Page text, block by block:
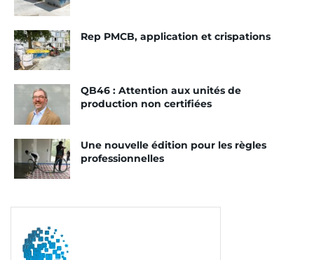
Si nous avions suivi le schéma plus traditionnel du
passage par le DTU, il y aurait sans doute eu une
plus grande apparition de nouveaux acteurs. Mais
le passage des chapes fluides dans le domaine
traditionnel se fait avec des nécessités de
certifications pour les produits, de formation pour
les chapistes et d’agréments pour les centrales et
les chapistes.
Je ne pense donc pas que la situation va évoluer
l’autre, pour les acteurs industriels. C’était un
souhait de la profession d’avoir un encadrement
de la mise en œuvre et un suivi de la qualité des
Rep PMCB, application et crispations
QB46 : Attention aux unités de
production non certifiées
Une nouvelle édition pour les règles
professionnelles